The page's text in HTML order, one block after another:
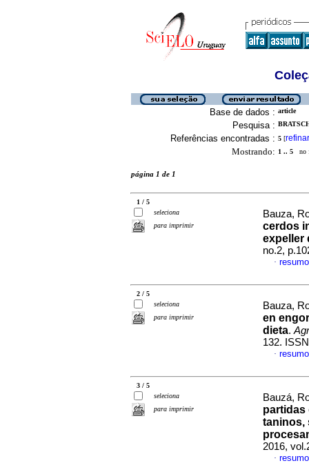
Base de dados : article
Pesquisa :
Referências encontradas : 5 [refinar
Mostrando: 1 .. 5 no
página 1 de 1
1 / 5
seleciona
para imprimir
Bauza,
cerdos
expeller
no.2,
·
2 / 5
seleciona
para imprimir
Bauza,
en
dieta.
132.
·
3 / 5
seleciona
para imprimir
Bauzá,
partidas
taninos,
2016,
·